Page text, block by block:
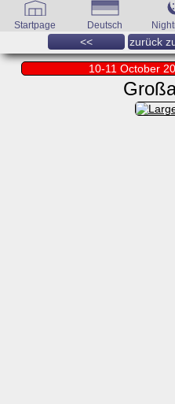
Startpage Deutsch
<< zurück
10-11 October